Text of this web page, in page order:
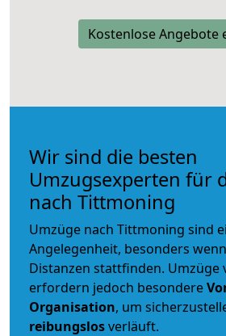
Kostenlose Angebote
Wir sind die besten
Umzugsexperten für
nach Tittmoning
Umzüge nach Tittmoning sind
Angelegenheit, besonders
Distanzen stattfinden. Umzüge
erfordern jedoch besondere
Organisation, um
reibungslosverläuft.